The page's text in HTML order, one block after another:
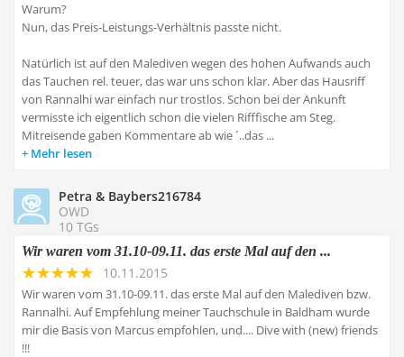
Warum?
Nun, das Preis-Leistungs-Verhältnis passte nicht.
Natürlich ist auf den Malediven wegen des hohen Aufwands auch
das Tauchen rel. teuer, das war uns schon klar. Aber das Hausriff
von Rannalhi war einfach nur trostlos. Schon bei der Ankunft
vermisste ich eigentlich schon die vielen Rifffische am Steg.
Mitreisende gaben Kommentare ab wie ´..das ...
Mehr lesen
Petra & Baybers216784
OWD
10 TGs
Wir waren vom 31.10-09.11. das erste Mal auf den ...
10.11.2015
Wir waren vom 31.10-09.11. das erste Mal auf den Malediven bzw.
Rannalhi. Auf Empfehlung meiner Tauchschule in Baldham wurde
mir die Basis von Marcus empfohlen, und.... Dive with (new) friends
!!!